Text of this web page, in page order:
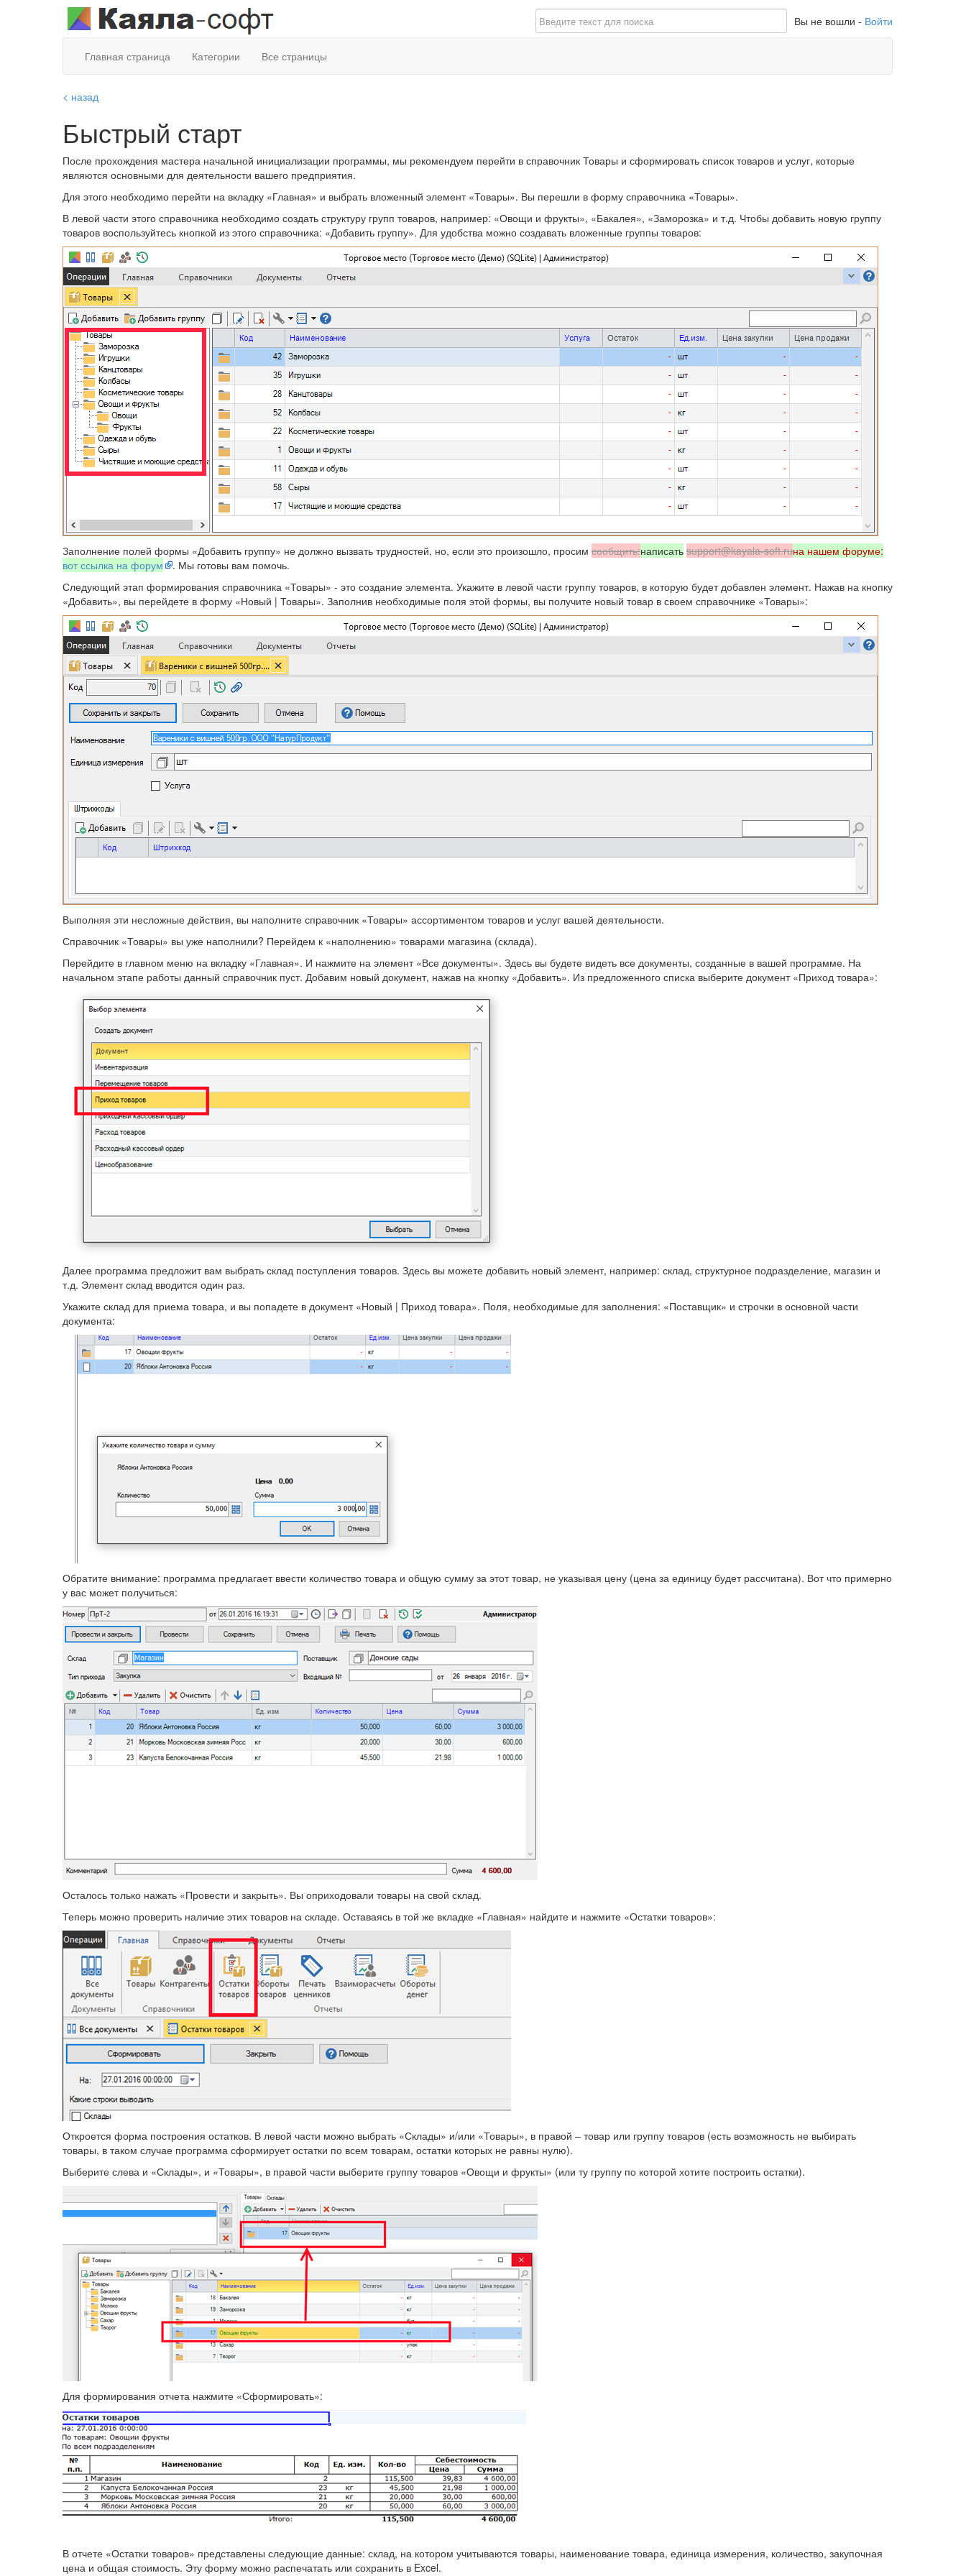
Вы не вошли - Войти
Главная страница Категории Все страницы
< назад
Быстрый старт
После прохождения мастера начальной инициализации программы, мы рекомендуем перейти в справочник Товары и сформировать список товаров и услуг, которые
являются основными для деятельности вашего предприятия.
Для этого необходимо перейти на вкладку «Главная» и выбрать вложенный элемент «Товары». Вы перешли в форму справочника «Товары».
В левой части этого справочника необходимо создать структуру групп товаров, например: «Овощи и фрукты», «Бакалея», «Заморозка» и т.д. Чтобы добавить новую группу
товаров воспользуйтесь кнопкой из этого справочника: «Добавить группу». Для удобства можно создавать вложенные группы товаров:
Заполнение полей формы «Добавить группу» не должно вызвать трудностей, но, если это произошло, просим сообщить:написать support@kayala-soft.ruна нашем форуме:
вот ссылка на форум
. Мы готовы вам помочь.
Следующий этап формирования справочника «Товары» - это создание элемента. Укажите в левой части группу товаров, в которую будет добавлен элемент. Нажав на кнопку
«Добавить», вы перейдете в форму «Новый | Товары». Заполнив необходимые поля этой формы, вы получите новый товар в своем справочнике «Товары»:
Выполняя эти несложные действия, вы наполните справочник «Товары» ассортиментом товаров и услуг вашей деятельности.
Справочник «Товары» вы уже наполнили? Перейдем к «наполнению» товарами магазина (склада).
Перейдите в главном меню на вкладку «Главная». И нажмите на элемент «Все документы». Здесь вы будете видеть все документы, созданные в вашей программе. На
начальном этапе работы данный справочник пуст. Добавим новый документ, нажав на кнопку «Добавить». Из предложенного списка выберите документ «Приход товара»:
Далее программа предложит вам выбрать склад поступления товаров. Здесь вы можете добавить новый элемент, например: склад, структурное подразделение, магазин и
т.д. Элемент склад вводится один раз.
Укажите склад для приема товара, и вы попадете в документ «Новый | Приход товара». Поля, необходимые для заполнения: «Поставщик» и строчки в основной части
документа:
Обратите внимание: программа предлагает ввести количество товара и общую сумму за этот товар, не указывая цену (цена за единицу будет рассчитана). Вот что примерно
у вас может получиться:
Осталось только нажать «Провести и закрыть». Вы оприходовали товары на свой склад.
Теперь можно проверить наличие этих товаров на складе. Оставаясь в той же вкладке «Главная» найдите и нажмите «Остатки товаров»:
Откроется форма построения остатков. В левой части можно выбрать «Склады» и/или «Товары», в правой – товар или группу товаров (есть возможность не выбирать
товары, в таком случае программа сформирует остатки по всем товарам, остатки которых не равны нулю).
Выберите слева и «Склады», и «Товары», в правой части выберите группу товаров «Овощи и фрукты» (или ту группу по которой хотите построить остатки).
Для формирования отчета нажмите «Сформировать»:
В отчете «Остатки товаров» представлены следующие данные: склад, на котором учитываются товары, наименование товара, единица измерения, количество, закупочная
цена и общая стоимость. Эту форму можно распечатать или сохранить в Excel.